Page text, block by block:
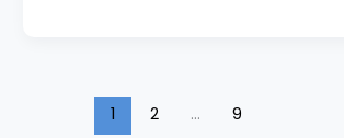
1 2 … 9